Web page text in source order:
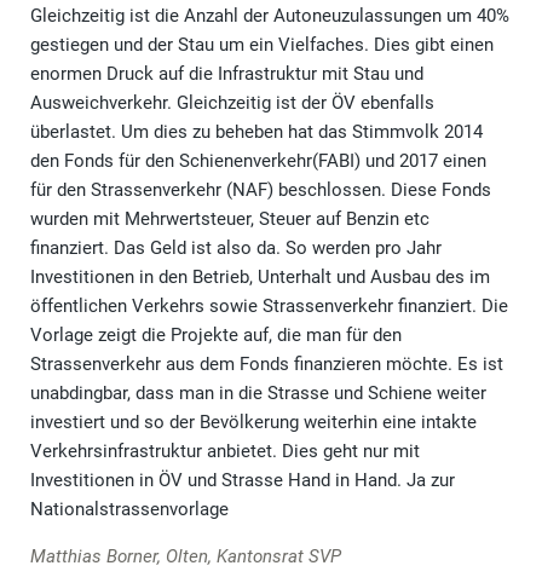
Gleichzeitig ist die Anzahl der Autoneuzulassungen um 40%
gestiegen und der Stau um ein Vielfaches. Dies gibt einen
enormen Druck auf die Infrastruktur mit Stau und
Ausweichverkehr. Gleichzeitig ist der ÖV ebenfalls
überlastet. Um dies zu beheben hat das Stimmvolk 2014
den Fonds für den Schienenverkehr(FABI) und 2017 einen
für den Strassenverkehr (NAF) beschlossen. Diese Fonds
wurden mit Mehrwertsteuer, Steuer auf Benzin etc
finanziert. Das Geld ist also da. So werden pro Jahr
Investitionen in den Betrieb, Unterhalt und Ausbau des im
öffentlichen Verkehrs sowie Strassenverkehr finanziert. Die
Vorlage zeigt die Projekte auf, die man für den
Strassenverkehr aus dem Fonds finanzieren möchte. Es ist
unabdingbar, dass man in die Strasse und Schiene weiter
investiert und so der Bevölkerung weiterhin eine intakte
Verkehrsinfrastruktur anbietet. Dies geht nur mit
Investitionen in ÖV und Strasse Hand in Hand. Ja zur
Nationalstrassenvorlage
Matthias Borner, Olten, Kantonsrat SVP